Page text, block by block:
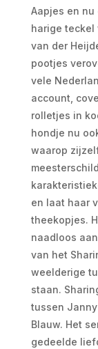
Aapjes en
harige teckel
van der
pootjes
vele
account,
rolletjes in
hondje nu
waarop
en laat haar
theekopjes.
naadloos
van het
weelderige
staan.
tussen
Blauw. Het
gedeelde